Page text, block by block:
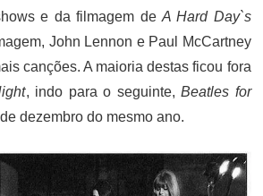
e da filmagem de A Hard Day`s
John Lennon e Paul McCartney
canções. A maioria destas ficou fora
, indo para o seguinte,Beatles for
dezembro do mesmo ano.